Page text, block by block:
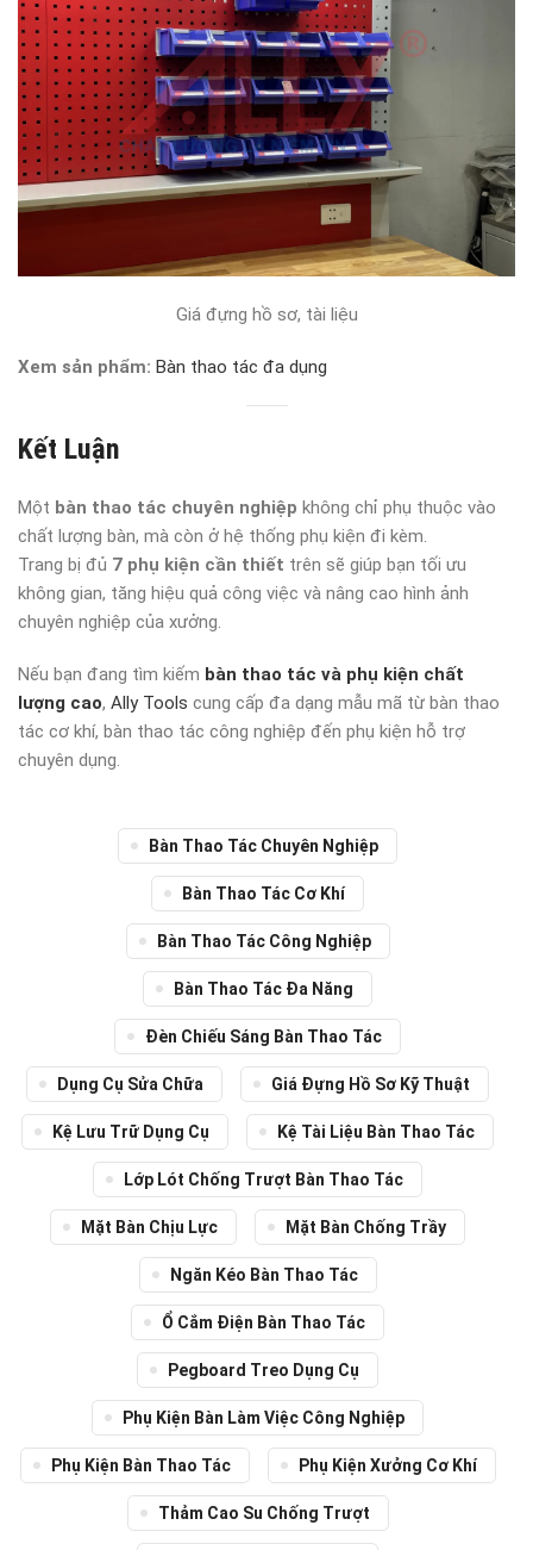
Giá đựng hồ sơ, tài liệu
Xem sản phẩm: Bàn thao tác đa dụng
Kết Luận
Một bàn thao tác chuyên nghiệp không chỉ phụ thuộc vào
chất lượng bàn, mà còn ở hệ thống phụ kiện đi kèm.
Trang bị đủ 7 phụ kiện cần thiết trên sẽ giúp bạn tối ưu
không gian, tăng hiệu quả công việc và nâng cao hình ảnh
chuyên nghiệp của xưởng.
Nếu bạn đang tìm kiếm bàn thao tác và phụ kiện chất
lượng cao, Ally Tools cung cấp đa dạng mẫu mã từ bàn thao
tác cơ khí, bàn thao tác công nghiệp đến phụ kiện hỗ trợ
chuyên dụng.
Bàn Thao Tác Chuyên Nghiệp
Bàn Thao Tác Cơ Khí
Bàn Thao Tác Công Nghiệp
Bàn Thao Tác Đa Năng
Đèn Chiếu Sáng Bàn Thao Tác
Dụng Cụ Sửa Chữa Giá Đựng Hồ Sơ Kỹ Thuật
Kệ Lưu Trữ Dụng Cụ Kệ Tài Liệu Bàn Thao Tác
Lớp Lót Chống Trượt Bàn Thao Tác
Mặt Bàn Chịu Lực Mặt Bàn Chống Trầy
Ngăn Kéo Bàn Thao Tác
Ổ Cắm Điện Bàn Thao Tác
Pegboard Treo Dụng Cụ
Phụ Kiện Bàn Làm Việc Công Nghiệp
Phụ Kiện Bàn Thao Tác Phụ Kiện Xưởng Cơ Khí
Thảm Cao Su Chống Trượt